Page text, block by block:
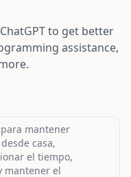
to get better
assistance,